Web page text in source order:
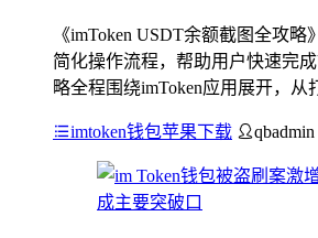
《imToken USDT余额截图全攻
简化操作流程，帮助用户快速完
略全程围绕imToken应用展开，从
imtoken钱包苹果下载 qbadmin